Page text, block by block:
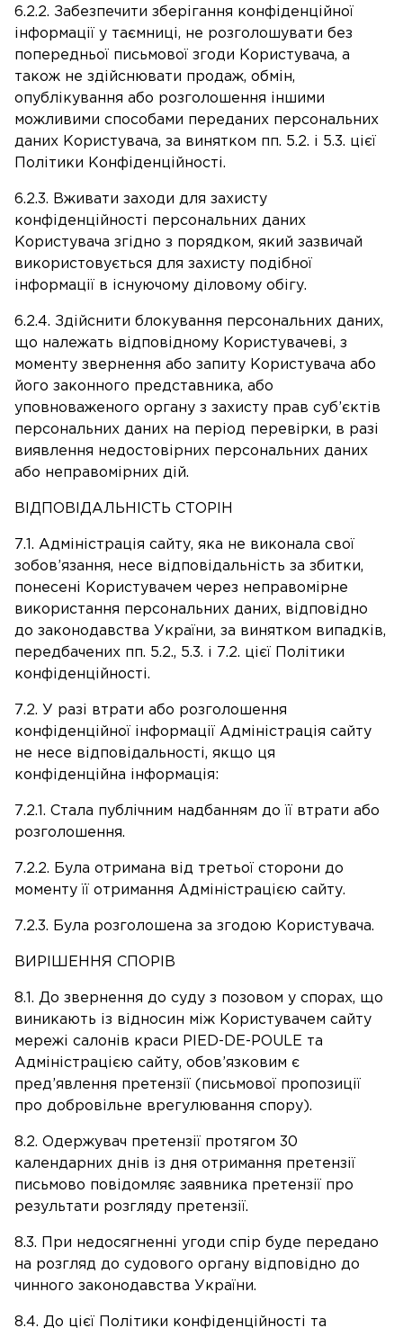
6.2.2. Забезпечити зберігання конфіденційної
інформації у таємниці, не розголошувати без
попередньої письмової згоди Користувача, а
також не здійснювати продаж, обмін,
опублікування або розголошення іншими
можливими способами переданих персональних
даних Користувача, за винятком пп. 5.2. і 5.3. цієї
Політики Конфіденційності.
6.2.3. Вживати заходи для захисту
конфіденційності персональних даних
Користувача згідно з порядком, який зазвичай
використовується для захисту подібної
інформації в існуючому діловому обігу.
6.2.4. Здійснити блокування персональних даних,
що належать відповідному Користувачеві, з
моменту звернення або запиту Користувача або
його законного представника, або
уповноваженого органу з захисту прав суб’єктів
персональних даних на період перевірки, в разі
виявлення недостовірних персональних даних
або неправомірних дій.
ВІДПОВІДАЛЬНІСТЬ СТОРІН
7.1. Адміністрація сайту, яка не виконала свої
зобов’язання, несе відповідальність за збитки,
понесені Користувачем через неправомірне
використання персональних даних, відповідно
до законодавства України, за винятком випадків,
передбачених пп. 5.2., 5.3. і 7.2. цієї Політики
конфіденційності.
7.2. У разі втрати або розголошення
конфіденційної інформації Адміністрація сайту
не несе відповідальності, якщо ця
конфіденційна інформація:
7.2.1. Стала публічним надбанням до її втрати або
розголошення.
7.2.2. Була отримана від третьої сторони до
моменту її отримання Адміністрацією сайту.
7.2.3. Була розголошена за згодою Користувача.
ВИРІШЕННЯ СПОРІВ
8.1. До звернення до суду з позовом у спорах, що
виникають із відносин між Користувачем сайту
мережі салонів краси PIED-DE-POULE та
Адміністрацією сайту, обов’язковим є
пред’явлення претензії (письмової пропозиції
про добровільне врегулювання спору).
8.2. Одержувач претензії протягом 30
календарних днів із дня отримання претензії
письмово повідомляє заявника претензії про
результати розгляду претензії.
8.3. При недосягненні угоди спір буде передано
на розгляд до судового органу відповідно до
чинного законодавства України.
8.4. До цієї Політики конфіденційності та